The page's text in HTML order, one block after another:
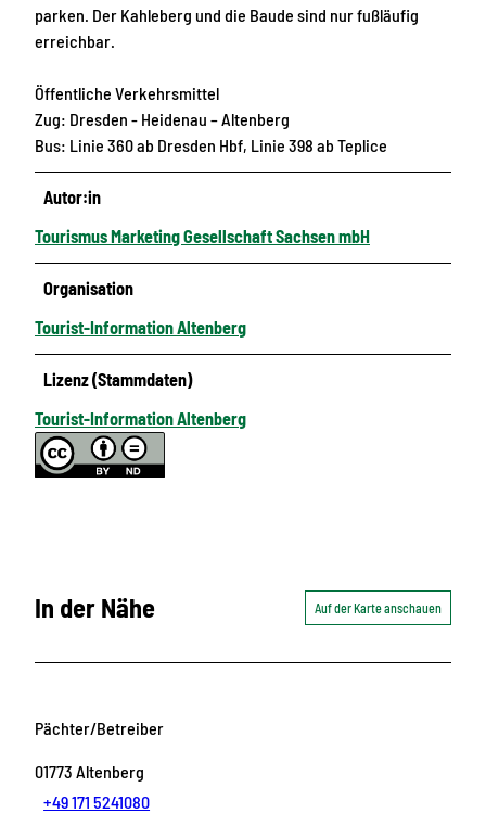
parken. Der Kahleberg und die Baude sind nur fußläufig
erreichbar.
Öffentliche Verkehrsmittel
Zug: Dresden - Heidenau – Altenberg
Bus: Linie 360 ab Dresden Hbf, Linie 398 ab Teplice
Autor:in
Tourismus Marketing Gesellschaft Sachsen mbH
Organisation
Tourist-Information Altenberg
Lizenz (Stammdaten)
Tourist-Information Altenberg
In der Nähe Auf der Karte anschauen
Pächter/Betreiber
01773 Altenberg
+49 171 5241080